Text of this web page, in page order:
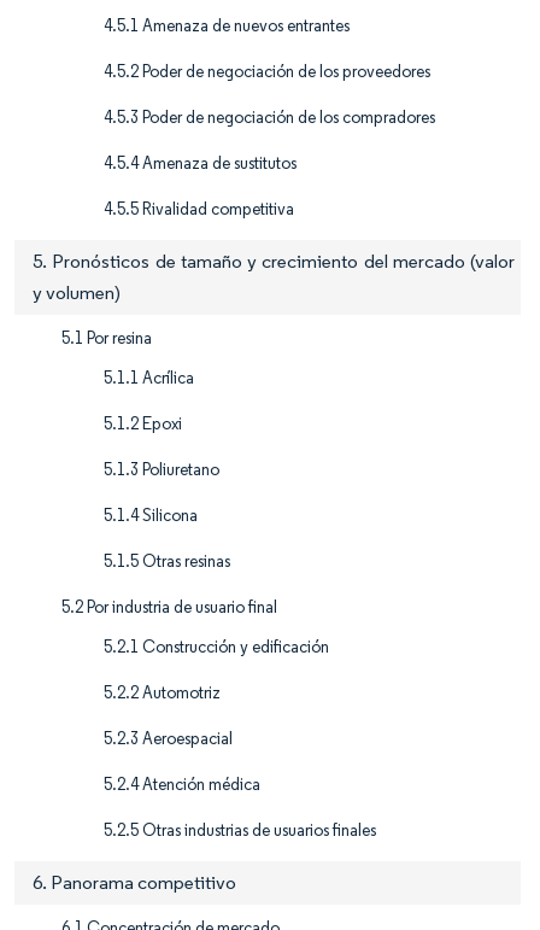
4.5.1 Amenaza de nuevos entrantes
4.5.2 Poder de negociación de los proveedores
4.5.3 Poder de negociación de los compradores
4.5.4 Amenaza de sustitutos
4.5.5 Rivalidad competitiva
5. Pronósticos de tamaño y crecimiento del mercado (valor
y volumen)
5.1 Por resina
5.1.1 Acrílica
5.1.2 Epoxi
5.1.3 Poliuretano
5.1.4 Silicona
5.1.5 Otras resinas
5.2 Por industria de usuario final
5.2.1 Construcción y edificación
5.2.2 Automotriz
5.2.3 Aeroespacial
5.2.4 Atención médica
5.2.5 Otras industrias de usuarios finales
6. Panorama competitivo